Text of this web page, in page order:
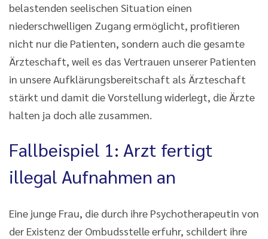
belastenden seelischen Situation einen
niederschwelligen Zugang ermöglicht, profitieren
nicht nur die Patienten, sondern auch die gesamte
Ärzteschaft, weil es das Vertrauen unserer Patienten
in unsere Aufklärungsbereitschaft als Ärzteschaft
stärkt und damit die Vorstellung widerlegt, die Ärzte
halten ja doch alle zusammen.
Fallbeispiel 1: Arzt fertigt
illegal Aufnahmen an
Eine junge Frau, die durch ihre Psychotherapeutin von
der Existenz der Ombudsstelle erfuhr, schildert ihre